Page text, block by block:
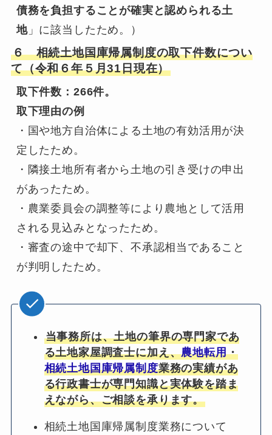
債務を負担することが確実と認められる土
地」に該当したため。）
６ 相続土地国庫帰属制度の取下件数につい
て（令和６年５月31日現在）
取下件数：266件。
取下理由の例
・国や地方自治体による土地の有効活用が決
定したため。
・隣接土地所有者から土地の引き受けの申出
があったため。
・農業委員会の調整等により農地として活用
される見込みとなったため。
・審査の途中で却下、不承認相当であること
が判明したため。
当事務所は、土地の筆界の専門家であ
る土地家屋調査士に加え、農地転用・
相続土地国庫帰属制度業務の実績があ
る行政書士が専門知識と実体験を踏ま
えながら、ご相談を承ります。
相続土地国庫帰属制度業務について